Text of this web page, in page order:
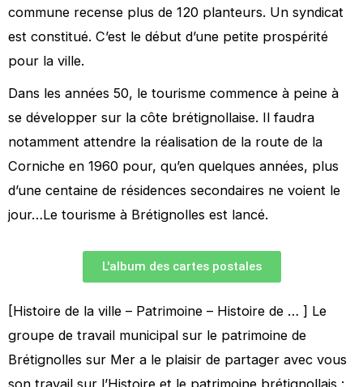
commune recense plus de 120 planteurs. Un syndicat
est constitué. C’est le début d’une petite prospérité
pour la ville.
Dans les années 50, le tourisme commence à peine à
se développer sur la côte brétignollaise. Il faudra
notamment attendre la réalisation de la route de la
Corniche en 1960 pour, qu’en quelques années, plus
d’une centaine de résidences secondaires ne voient le
jour…Le tourisme à Brétignolles est lancé.
L'album des cartes postales
[Histoire de la ville – Patrimoine – Histoire de … ] Le
groupe de travail municipal sur le patrimoine de
Brétignolles sur Mer a le plaisir de partager avec vous